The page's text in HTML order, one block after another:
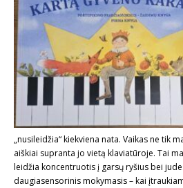
„nusileidžia“ kiekviena nata. Vaikas ne tik
aiškiai supranta jo vietą klaviatūroje. Tai
leidžia koncentruotis į garsų ryšius bei
daugiasensorinis mokymasis – kai